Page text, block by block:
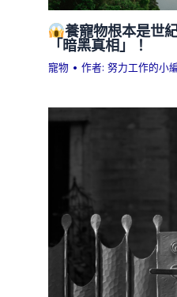
養寵物根本是世
「暗黑真相」！
寵物 • 作者:努力工作的小